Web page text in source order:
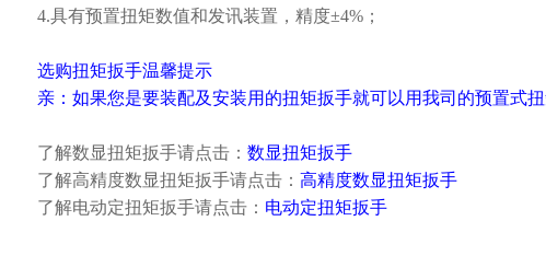
4.具有预置扭矩数值和发讯装置，精度±4%；
选购扭矩扳手温馨提示
亲：如果您是要装配及安装用的扭矩扳手就可以用我司的预置式
了解数显扭矩扳手请点击： 数显扭矩扳手
了解高精度数显扭矩扳手请点击： 高精度数显扭矩扳手
了解电动定扭矩扳手请点击： 电动定扭矩扳手